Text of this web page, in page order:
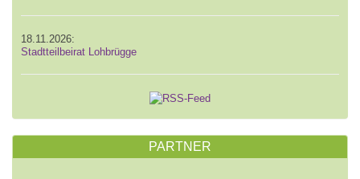
18.11.2026:
Stadtteilbeirat Lohbrügge
PARTNER